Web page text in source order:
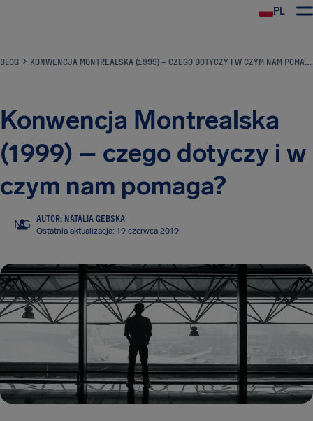
PL
BLOG KONWENCJA MONTREALSKA (1999) – CZEGO DOTYCZY I W CZYM NAM POMAGA?
Konwencja Montrealska
(1999) – czego dotyczy i w
czym nam pomaga?
NG
AUTOR: NATALIA GEBSKA
Ostatnia aktualizacja: 19 czerwca 2019